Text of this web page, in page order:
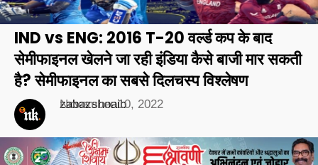
IND vs ENG: 2016 T-20 वर्ल्ड कप के बाद
सेमीफाइनल खेलने जा रही इंडिया कैसे बाजी मार सकती
है? सेमीफाइनल का सबसे दिलचस्प विश्लेषण
zabazshoaib
November 10, 2022